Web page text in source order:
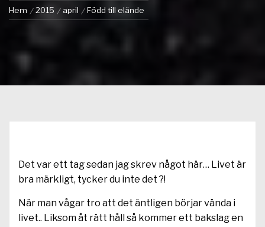
Hem 2015 april Född till elände
Det var ett tag sedan jag skrev något här… Livet är
bra märkligt, tycker du inte det ?!
När man vågar tro att det äntligen börjar vända i
livet.. Liksom åt rätt håll så kommer ett bakslag en